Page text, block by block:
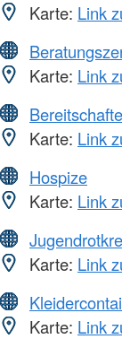
Karte: Link
Karte: Link
Karte: Link
Hospize
Karte: Link
Karte: Link
Karte: Link